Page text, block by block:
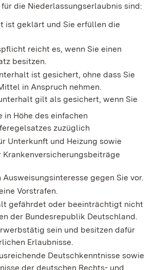
die Niederlassungserlaubnis sind:
ist geklärt und Sie erfüllen die
reicht es, wenn Sie einen
besitzen.
ist gesichert, ohne dass Sie
in Anspruch nehmen.
gilt als gesichert, wenn Sie
in Höhe des einfachen
zuzüglich
Unterkunft und Heizung sowie
Ausweisungsinteresse gegen Sie vor.
Vorstrafen.
gefährdet oder beeinträchtigt nicht
der Bundesrepublik Deutschland.
sein und besitzen dafür
Erlaubnisse.
Deutschkenntnisse sowie
der deutschen Rechts- und